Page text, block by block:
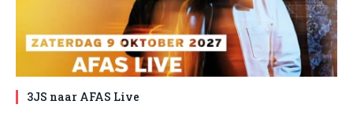
3JS naar AFAS Live